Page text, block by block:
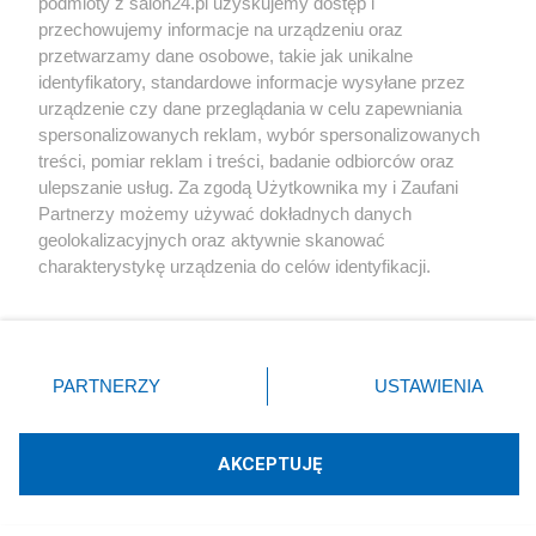
Komentarze
POKAŻ KOMENTARZE (21)
Inne tematy w dzialePolityka
przechowujemy informacje na urządzeniu oraz
przetwarzamy dane osobowe, takie jak unikalne
identyfikatory, standardowe informacje wysyłane przez
urządzenie czy dane przeglądania w celu zapewniania
spersonalizowanych reklam, wybór spersonalizowanych
treści, pomiar reklam i treści, badanie odbiorców oraz
ulepszanie usług. Za zgodą Użytkownika my i Zaufani
Partnerzy możemy używać dokładnych danych
geolokalizacyjnych oraz aktywnie skanować
charakterystykę urządzenia do celów identyfikacji.
zmienić/wycofać klikając przycisk ustawień prywatności
znajdujący się w lewym dolnym rogu strony
rodzaje przetwarzania danych nie wymagają zgody
użytkownika, ale masz prawo sprzeciwić się takiemu
PARTNERZY USTAWIENIA
AKCEPTUJĘ